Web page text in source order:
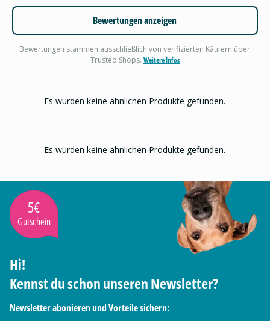
Bewertungen anzeigen
Bewertungen stammen ausschließlich von verifizierten Käufern über
Trusted Shops. Weitere Infos
Es wurden keine ähnlichen Produkte gefunden.
Es wurden keine ähnlichen Produkte gefunden.
5€
Gutschein
Hi!
Kennst du schon unseren Newsletter?
Newsletter abonieren und Vorteile sichern: